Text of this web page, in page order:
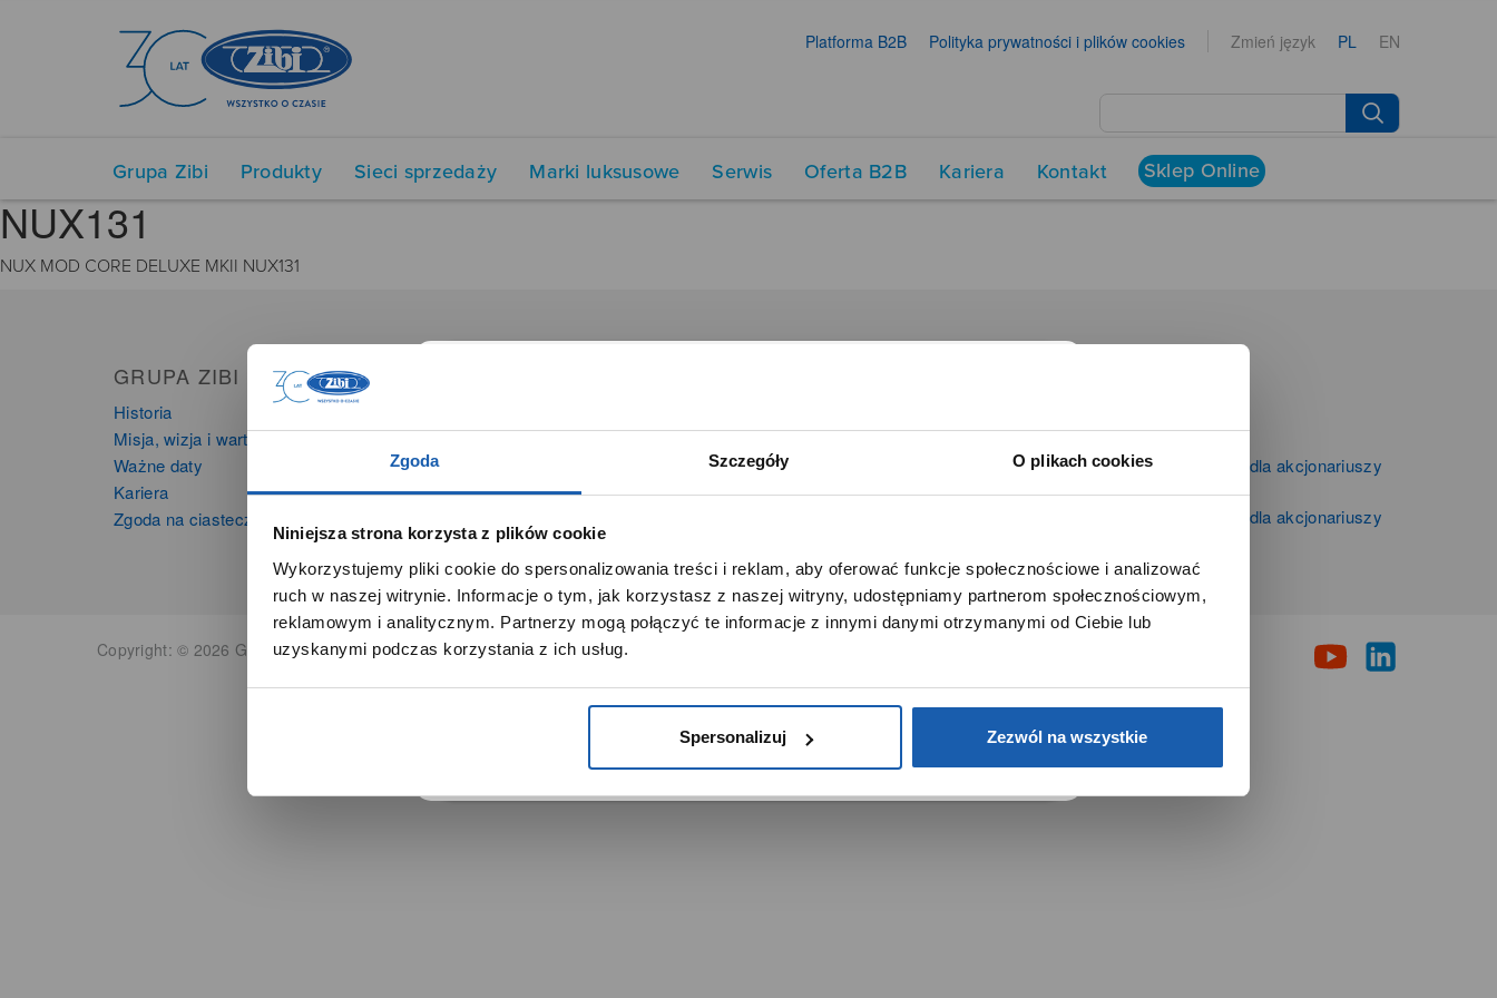
Zgoda Szczegóły O plikach cookies
Niniejsza strona korzysta z plików cookie
Wykorzystujemy pliki cookie do spersonalizowania treści i reklam, aby oferować funkcje społecznościowe i analizować
ruch w naszej witrynie. Informacje o tym, jak korzystasz z naszej witryny, udostępniamy partnerom społecznościowym,
reklamowym i analitycznym. Partnerzy mogą połączyć te informacje z innymi danymi otrzymanymi od Ciebie lub
uzyskanymi podczas korzystania z ich usług.
Spersonalizuj Zezwól na wszystkie
Platforma B2B Polityka prywatności i plików cookies Zmień język PL EN
Grupa Zibi Produkty Sieci sprzedaży Marki luksusowe Serwis Oferta B2B Kariera Kontakt Sklep Online
NUX131
NUX MOD CORE DELUXE MKII NUX131
GRUPA ZIBI
Historia
Misja, wizja i wartości Grupy Zibi
Ważne daty
Kariera
Zgoda na ciasteczka
Instrumenty muzyczne
Kalkulatory
Time Trend
Salony muzyczne Riff
Noble Place
Kontakt dla mediów
Informacje firmowe i dla akcjonariuszy
Zibi S.A.
Informacje firmowe i dla akcjonariuszy
Copyright: © 2026 Grupa Zibi S.A. Wszelkie prawa zastrzeżone.
SZANOWNA UŻYTKOWNICZKO
Używamy plików cookie w celach analitycznych, statystycznych i
marketingowych, w tym aby analizować ruch w tej witrynie,
optymalizować jej działanie oraz zapamiętywać Twoje preferencje.
DOWIEDZ SIĘ WIĘCEJ PRZEJDŹ DO SERWISU